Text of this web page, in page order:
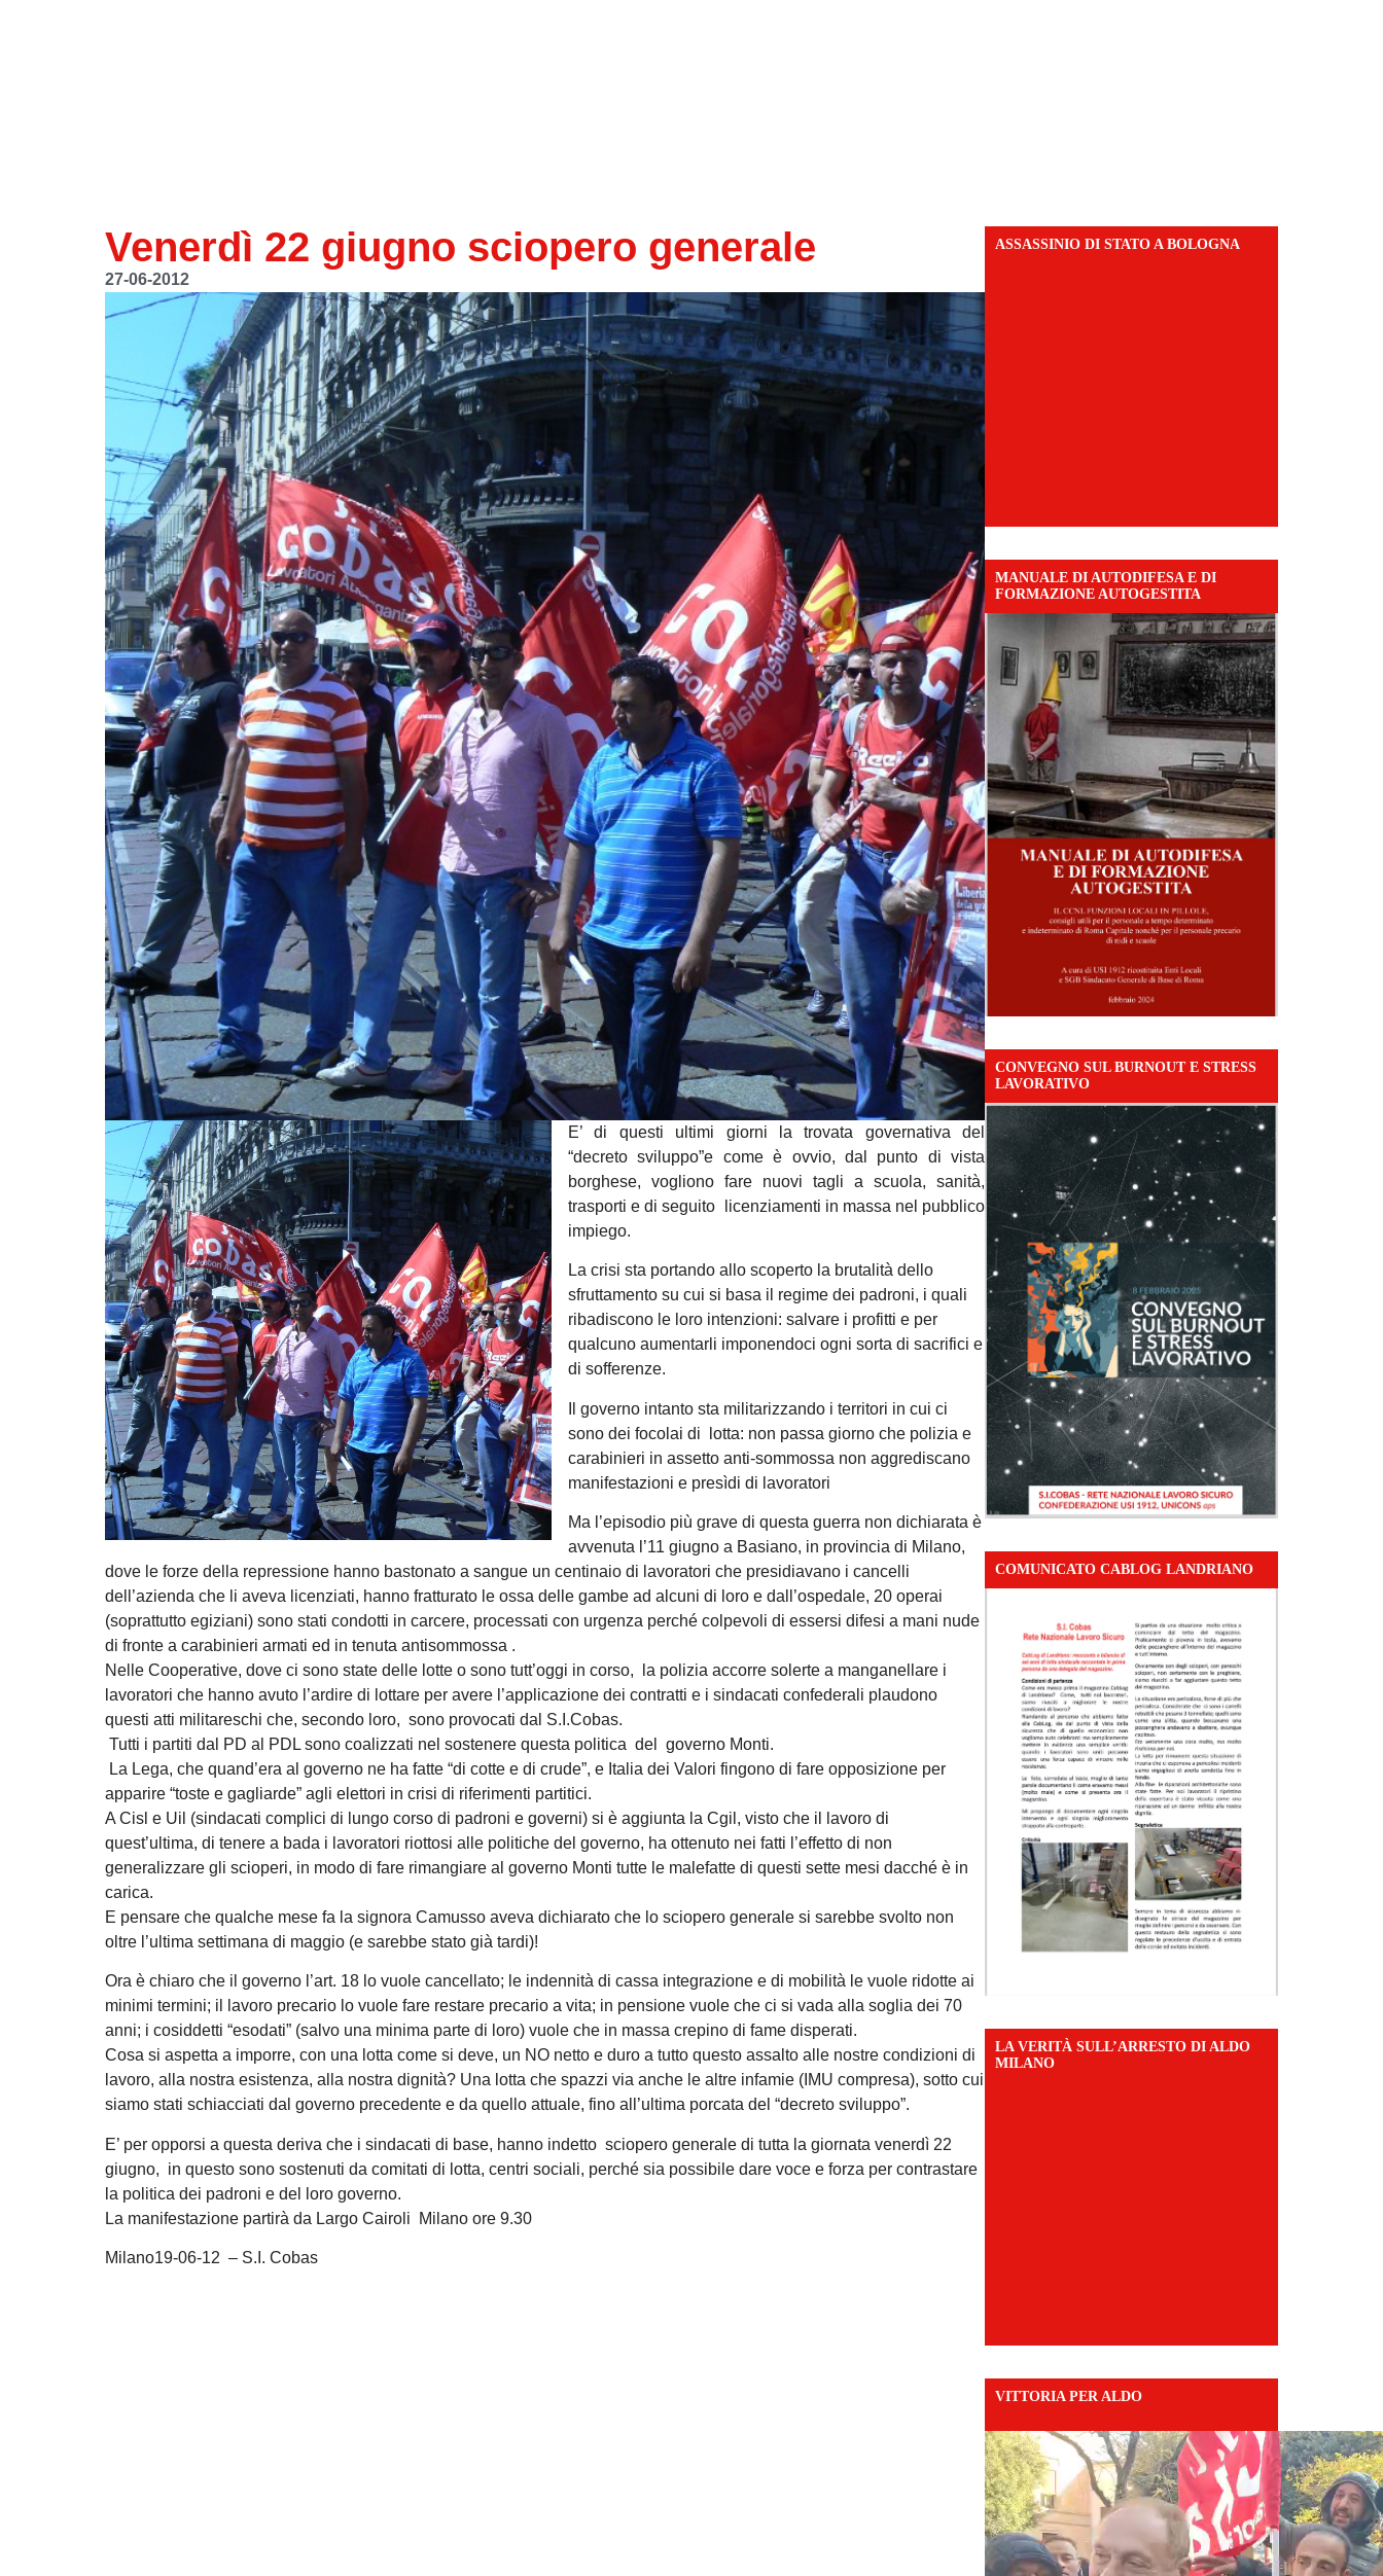
Venerdì 22 giugno sciopero generale
27-06-2012
E’ di questi ultimi giorni la trovata governativa del
“decreto sviluppo”e come è ovvio, dal punto di vista
borghese, vogliono fare nuovi tagli a scuola, sanità,
trasporti e di seguito licenziamenti in massa nel pubblico
impiego.
La crisi sta portando allo scoperto la brutalità dello
sfruttamento su cui si basa il regime dei padroni, i quali
ribadiscono le loro intenzioni: salvare i profitti e per
qualcuno aumentarli imponendoci ogni sorta di sacrifici e
di sofferenze.
Il governo intanto sta militarizzando i territori in cui ci
sono dei focolai di lotta: non passa giorno che polizia e
carabinieri in assetto anti-sommossa non aggrediscano
manifestazioni e presìdi di lavoratori
Ma l’episodio più grave di questa guerra non dichiarata è
avvenuta l’11 giugno a Basiano, in provincia di Milano,
dove le forze della repressione hanno bastonato a sangue un centinaio di lavoratori che presidiavano i cancelli
dell’azienda che li aveva licenziati, hanno fratturato le ossa delle gambe ad alcuni di loro e dall’ospedale, 20 operai
(soprattutto egiziani) sono stati condotti in carcere, processati con urgenza perché colpevoli di essersi difesi a mani nude
di fronte a carabinieri armati ed in tenuta antisommossa .
Nelle Cooperative, dove ci sono state delle lotte o sono tutt’oggi in corso, la polizia accorre solerte a manganellare i
lavoratori che hanno avuto l’ardire di lottare per avere l’applicazione dei contratti e i sindacati confederali plaudono
questi atti militareschi che, secondo loro, sono provocati dal S.I.Cobas.
Tutti i partiti dal PD al PDL sono coalizzati nel sostenere questa politica del governo Monti.
La Lega, che quand’era al governo ne ha fatte “di cotte e di crude”, e Italia dei Valori fingono di fare opposizione per
apparire “toste e gagliarde” agli elettori in crisi di riferimenti partitici.
A Cisl e Uil (sindacati complici di lungo corso di padroni e governi) si è aggiunta la Cgil, visto che il lavoro di
quest’ultima, di tenere a bada i lavoratori riottosi alle politiche del governo, ha ottenuto nei fatti l’effetto di non
generalizzare gli scioperi, in modo di fare rimangiare al governo Monti tutte le malefatte di questi sette mesi dacché è in
carica.
E pensare che qualche mese fa la signora Camusso aveva dichiarato che lo sciopero generale si sarebbe svolto non
oltre l’ultima settimana di maggio (e sarebbe stato già tardi)!
Ora è chiaro che il governo l’art. 18 lo vuole cancellato; le indennità di cassa integrazione e di mobilità le vuole ridotte ai
minimi termini; il lavoro precario lo vuole fare restare precario a vita; in pensione vuole che ci si vada alla soglia dei 70
anni; i cosiddetti “esodati” (salvo una minima parte di loro) vuole che in massa crepino di fame disperati.
Cosa si aspetta a imporre, con una lotta come si deve, un NO netto e duro a tutto questo assalto alle nostre condizioni di
lavoro, alla nostra esistenza, alla nostra dignità? Una lotta che spazzi via anche le altre infamie (IMU compresa), sotto cui
siamo stati schiacciati dal governo precedente e da quello attuale, fino all’ultima porcata del “decreto sviluppo”.
E’ per opporsi a questa deriva che i sindacati di base, hanno indetto sciopero generale di tutta la giornata venerdì 22
giugno, in questo sono sostenuti da comitati di lotta, centri sociali, perché sia possibile dare voce e forza per contrastare
la politica dei padroni e del loro governo.
La manifestazione partirà da Largo Cairoli Milano ore 9.30
Milano19-06-12 – S.I. Cobas
ASSASSINIO DI STATO A BOLOGNA
MANUALE DI AUTODIFESA E DI
FORMAZIONE AUTOGESTITA
CONVEGNO SUL BURNOUT E STRESS
LAVORATIVO
COMUNICATO CABLOG LANDRIANO
LA VERITÀ SULL’ARRESTO DI ALDO
MILANO
VITTORIA PER ALDO